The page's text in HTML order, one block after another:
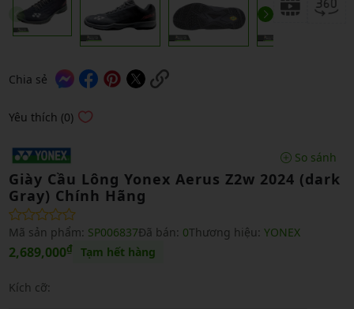
Chia sẻ
Yêu thích (0)
So sánh
Giày Cầu Lông Yonex Aerus Z2w 2024 (dark
Gray) Chính Hãng
Mã sản phẩm: SP006837Đã bán: 0Thương hiệu: YONEX
2,689,000₫ Tạm hết hàng
Kích cỡ: